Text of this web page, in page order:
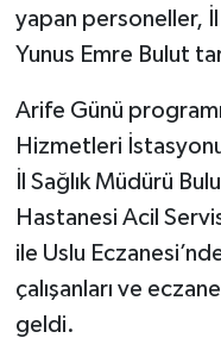
yapan personeller,
Yunus Emre Bulut
Arife Günü
Hizmetleri
İl Sağlık Müdürü
Hastanesi Acil
ile Uslu
çalışanları ve
geldi.